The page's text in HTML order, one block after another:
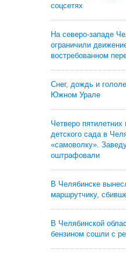
соцсетях
На северо-западе
ограничили
востребованном
Снег, дождь и
Южном Урале
Четверо пятилетних
детского сада в
«самоволку».
оштрафовали
В Челябинске
маршрутчику,
В Челябинской
бензином сошли с